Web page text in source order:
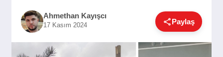
GÜNDEM
Ahmethan Kayışcı
17 Kasım 2024 Paylaş